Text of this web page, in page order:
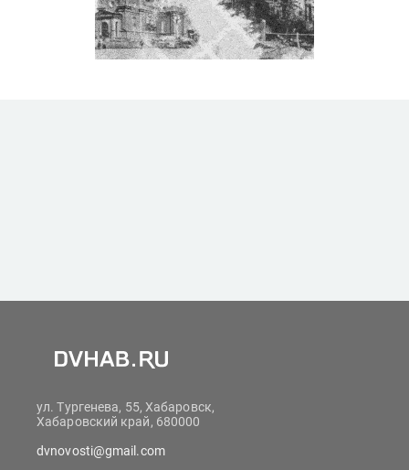
ул. Тургенева, 55, Хабаровск,
Хабаровский край, 680000
dvnovosti@gmail.com